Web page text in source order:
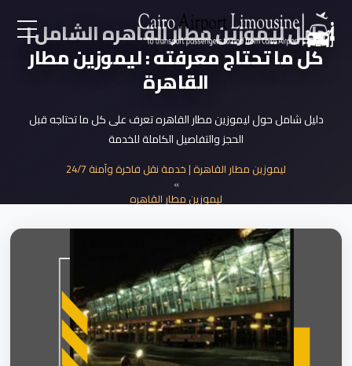
EN
AR
خدمات المطار
نحن
دليل ليموزين مطار القاهره الشامل |
كل ما تحتاج معرفته : ليموزين مطار
القاهرة
دليل شامل حول ليموزين مطار القاهره تعرف على كل ما تحتاجه قبل
الحجز والتفاصيل الكاملة للخدمة
ليموزين مطار القاهرة | خدمة نقل فاخرة وآمنة 24/7
ليموزين مطار القاهره
دليل ليموزين مطار القاهره الشامل